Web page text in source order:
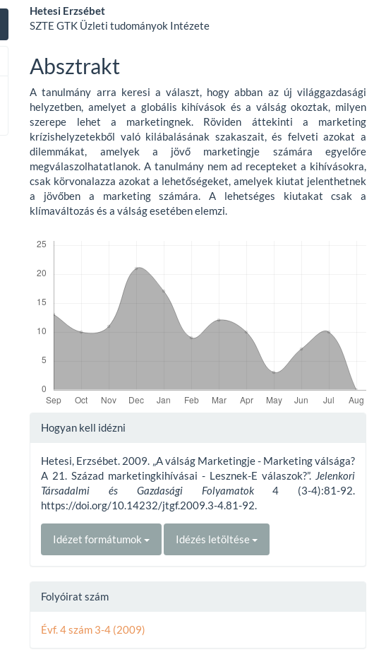
Main
Article
Content
Hetesi Erzsébet
SZTE GTK Üzleti tudományok Intézete
Absztrakt
A tanulmány arra keresi a választ, hogy abban az új világgazdasági
helyzetben, amelyet a globális kihívások és a válság okoztak, milyen
szerepe lehet a marketingnek. Röviden áttekinti a marketing
krízishelyzetekből való kilábalásának szakaszait, és felveti azokat a
dilemmákat, amelyek a jövő marketingje számára egyelőre
megválaszolhatatlanok. A tanulmány nem ad recepteket a kihívásokra,
csak körvonalazza azokat a lehetőségeket, amelyek kiutat jelenthetnek
a jövőben a marketing számára. A lehetséges kiutakat csak a
klímaváltozás és a válság esetében elemzi.
Article
Hogyan kell idézni
Hetesi, Erzsébet. 2009. „A válság Marketingje - Marketing válsága?
A 21. Század marketingkihívásai - Lesznek-E válaszok?”. Jelenkori
Társadalmi és Gazdasági Folyamatok4 (3-4):81-92.
https://doi.org/10.14232/jtgf.2009.3-4.81-92.
Idézet formátumok Idézés letöltése
Folyóirat szám
Évf. 4 szám 3-4 (2009)